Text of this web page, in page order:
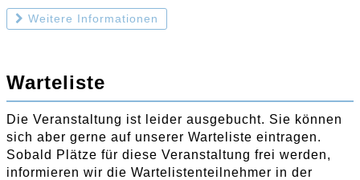
Weitere Informationen
Warteliste
Die Veranstaltung ist leider ausgebucht. Sie können
sich aber gerne auf unserer Warteliste eintragen.
Sobald Plätze für diese Veranstaltung frei werden,
informieren wir die Wartelistenteilnehmer in der